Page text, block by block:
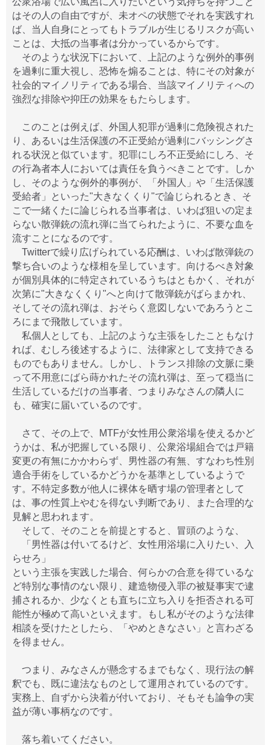
はその人の自由ですが、未オペの状態でそれを実践すれ
ば、当人自身にとってもトラブルが生じるリスクが高い
ことは、大抵の当事者は分かっているからです。
そのような状況下において、上記のような例外的事例
を過剰に重大視し、恐怖を煽ることは、特にその対象が
社会的マイノリティである場合、当該マイノリティへの
強烈な排除や抑圧の効果をもたらします。
このことは例えば、外国人犯罪が過剰に危険視された
り、あるいは生活保護の不正受給が過剰にバッシングさ
れる状況と似ています。犯罪にしろ不正受給にしろ、そ
の行為者本人においては責任を負うべきことです。しか
し、そのような例外的事例が、「外国人」や「生活保護
受給者」といった"大きなくくり"で論じられるとき、そ
こで一緒くたに論じられる当事者は、いわば狙いの定ま
らない散弾銃の流れ弾に当てられたように、不要な血を
流すことになるのです。
Twitterで繰り広げられている応酬は、いわば散弾銃の
撃ち合いのような様相を呈しています。向けるべき対象
が個別具体的に特定されているうちはともかく、それが
次第に"大きなくくり"へと向けて散弾銃がばらまかれ、
そしてその流れ弾は、おそらく意図しないであろうとこ
ろにまで飛散しています。
私個人としても、上記のような主張をしたこともなけ
れば、むしろ後述するように、法律家として支持できる
ものでもありません。しかし、トランス排除の文脈に乗
って不用意にばら蒔かれたその流れ弾は、至って穏当に
生活しているだけの当事者、つまりみなさんの隣人に
も、確実に届いているのです。
さて、その上で、MTFが女性用公衆浴場を使えるかど
うかは、私が把握している限り、公衆浴場組合では戸籍
変更の有無にかかわらず、男性器の有無、すなわち性別
適合手術をしているかどうかを基準としているようで
す。不特定多数が他人に裸体を晒す場の管理者として
は、事の性質上やむを得ない判断であり、また合理的な
見解と思われます。
そして、そのことを前提とすると、冒頭のような、
「男性器は付いてるけど、女性用浴場に入りたい、入
らせろ」
という主張を実践した場合、何らかの合意を得ているな
ど特別な事情のない限り、建造物侵入罪の被疑事実で逮
捕されるか、少なくとも直ちに立ち入りを拒否される可
能性が極めて高いといえます。もし私がそのような法律
相談を受けたとしたら、「やめときなさい」と言わざる
を得ません。
つまり、みなさんが懸念するまでもなく、現行法の解
釈でも、既に違法なものとして運用されているのです。
実務上、自ずから決着が付いており、そもそも論争の実
益が薄い事柄なのです。
落ち着いてください。